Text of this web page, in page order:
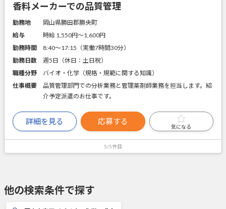
香料メーカーでの品質管理
勤務地
岡山県勝田郡勝央町
給与
時給 1,550円〜1,600円
勤務時間
8:40～17:15（実働7時間30分）
勤務日数
週5日（休日：土日祝）
職種分野
バイオ・化学（規格・規範に関する知識）
仕事概要
品質管理部門での分析業務と管理薬剤師業務を担当します。紹
介予定派遣のお仕事です。
詳細を見る 応募する
気になる
5/5件目
他の検索条件で探す